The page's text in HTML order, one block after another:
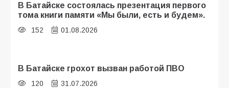
В Батайске состоялась презентация первого
тома книги памяти «Мы были, есть и будем».
152 01.08.2026
В Батайске грохот вызван работой ПВО
120 31.07.2026